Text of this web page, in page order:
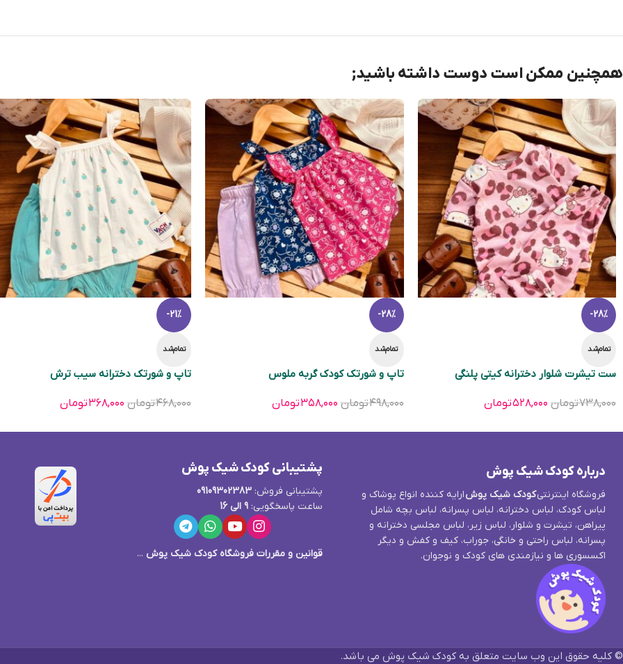
همچنین ممکن است دوست داشته باشید;
-28%
تمام‌شد
ست تیشرت شلوار دخترانه کیتی پلنگی
۷۳۸,۰۰۰تومان ۵۲۸,۰۰۰تومان
-28%
تمام‌شد
تاپ و شورتک کودک گربه ملوس
۴۹۸,۰۰۰تومان ۳۵۸,۰۰۰تومان
-21%
تمام‌شد
تاپ و شورتک دخترانه سیب ترش
۴۶۸,۰۰۰تومان ۳۶۸,۰۰۰تومان
درباره کودک شیک پوش
فروشگاه اینترنتیکودک شیک پوشارایه کننده انواع پوشاک و
لباس کودک، لباس دخترانه، لباس پسرانه، لباس بچه شامل
پیراهن، تیشرت و شلوار، لباس زیر، لباس مجلسی دخترانه و
پسرانه، لباس راحتی و خانگی، جوراب، کیف و کفش و دیگر
اکسسوری ها و نیازمندی های کودک و نوجوان.
پشتیبانی کودک شیک پوش
پشتیبانی فروش:09109302383
ساعت پاسخگویی:9 الی 16
قوانین و مقررات فروشگاه کودک شیک پوش ...
© کلیه حقوق این وب سایت متعلق به کودک شیک پوش می باشد.